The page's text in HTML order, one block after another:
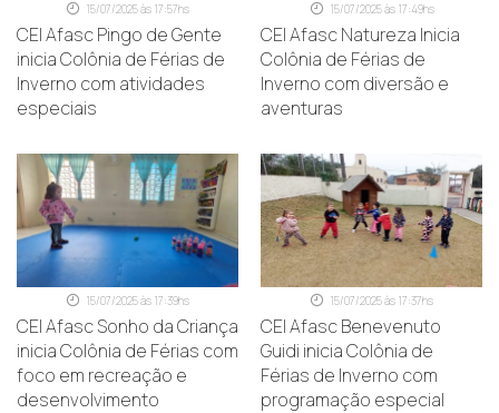
15/07/2025 às 17:57hs
CEI Afasc Pingo de Gente
inicia Colônia de Férias de
Inverno com atividades
especiais
15/07/2025 às 17:49hs
CEI Afasc Natureza Inicia
Colônia de Férias de
Inverno com diversão e
aventuras
15/07/2025 às 17:39hs
CEI Afasc Sonho da Criança
inicia Colônia de Férias com
foco em recreação e
desenvolvimento
15/07/2025 às 17:37hs
CEI Afasc Benevenuto
Guidi inicia Colônia de
Férias de Inverno com
programação especial